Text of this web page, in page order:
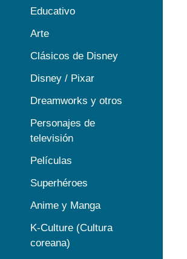
Educativo
Arte
Clásicos de Disney
Disney / Pixar
Dreamworks y otros
Personajes de
televisión
Películas
Superhéroes
Anime y Manga
K-Culture (Cultura
coreana)